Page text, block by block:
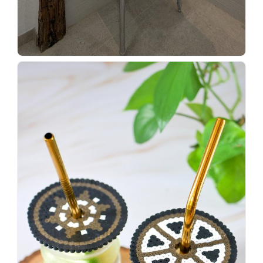
Wenn
schöner
KNALLTS!
#badezimmer
#makeover
#badezimmerdesign
#renovieren
#altbau